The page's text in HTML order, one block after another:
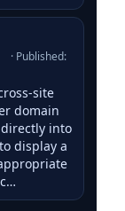
· Published:
site
domain
directly into
display a